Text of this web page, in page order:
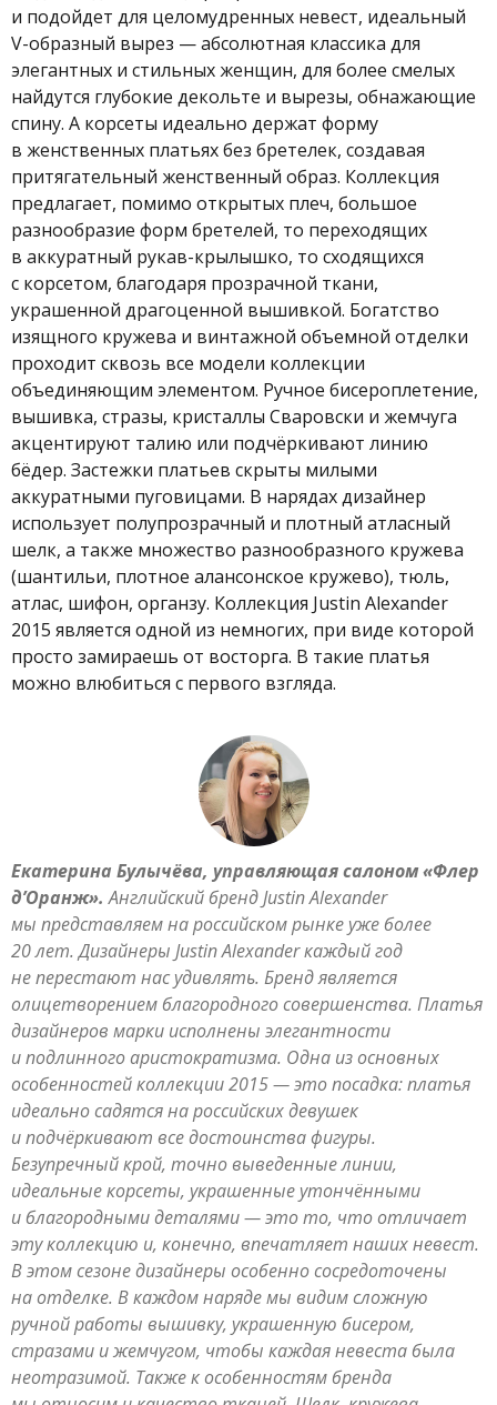
и подойдет для целомудренных невест, идеальный
V-образный вырез — абсолютная классика для
элегантных и стильных женщин, для более смелых
найдутся глубокие декольте и вырезы, обнажающие
спину. А корсеты идеально держат форму
в женственных платьях без бретелек, создавая
притягательный женственный образ. Коллекция
предлагает, помимо открытых плеч, большое
разнообразие форм бретелей, то переходящих
в аккуратный рукав-крылышко, то сходящихся
с корсетом, благодаря прозрачной ткани,
украшенной драгоценной вышивкой. Богатство
изящного кружева и винтажной объемной отделки
проходит сквозь все модели коллекции
объединяющим элементом. Ручное бисероплетение,
вышивка, стразы, кристаллы Сваровски и жемчуга
акцентируют талию или подчёркивают линию
бёдер. Застежки платьев скрыты милыми
аккуратными пуговицами. В нарядах дизайнер
использует полупрозрачный и плотный атласный
шелк, а также множество разнообразного кружева
(шантильи, плотное алансонское кружево), тюль,
атлас, шифон, органзу. Коллекция Justin Alexander
2015 является одной из немногих, при виде которой
просто замираешь от восторга. В такие платья
можно влюбиться с первого взгляда.
Екатерина Булычёва, управляющая салоном «Флер
д’Оранж». Английский бренд Justin Alexander
мы представляем на российском рынке уже более
20 лет. Дизайнеры Justin Alexander каждый год
не перестают нас удивлять. Бренд является
олицетворением благородного совершенства. Платья
дизайнеров марки исполнены элегантности
и подлинного аристократизма. Одна из основных
особенностей коллекции 2015 — это посадка: платья
идеально садятся на российских девушек
и подчёркивают все достоинства фигуры.
Безупречный крой, точно выведенные линии,
идеальные корсеты, украшенные утончёнными
и благородными деталями — это то, что отличает
эту коллекцию и, конечно, впечатляет наших невест.
В этом сезоне дизайнеры особенно сосредоточены
на отделке. В каждом наряде мы видим сложную
ручной работы вышивку, украшенную бисером,
стразами и жемчугом, чтобы каждая невеста была
неотразимой. Также к особенностям бренда